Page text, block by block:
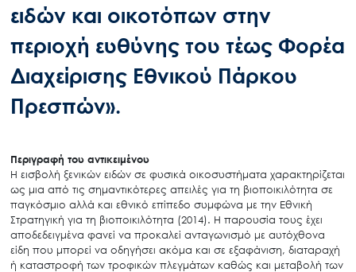
ειδών και οικοτόπων στην
περιοχή ευθύνης του τέως Φορέα
Διαχείρισης Εθνικού Πάρκου
Πρεσπών».
Περιγραφή του αντικειμένου
Η εισβολή ξενικών ειδών σε φυσικά οικοσυστήματα χαρακτηρίζεται
ως μια από τις σημαντικότερες απειλές για τη βιοποικιλότητα σε
παγκόσμιο αλλά και εθνικό επίπεδο συμφώνα με την Εθνική
Στρατηγική για τη βιοποικιλότητα (2014). Η παρουσία τους έχει
αποδεδειγμένα φανεί να προκαλεί ανταγωνισμό με αυτόχθονα
είδη που μπορεί να οδηγήσει ακόμα και σε εξαφάνιση, διαταραχή
ή καταστροφή των τροφικών πλεγμάτων καθώς και μεταβολή των